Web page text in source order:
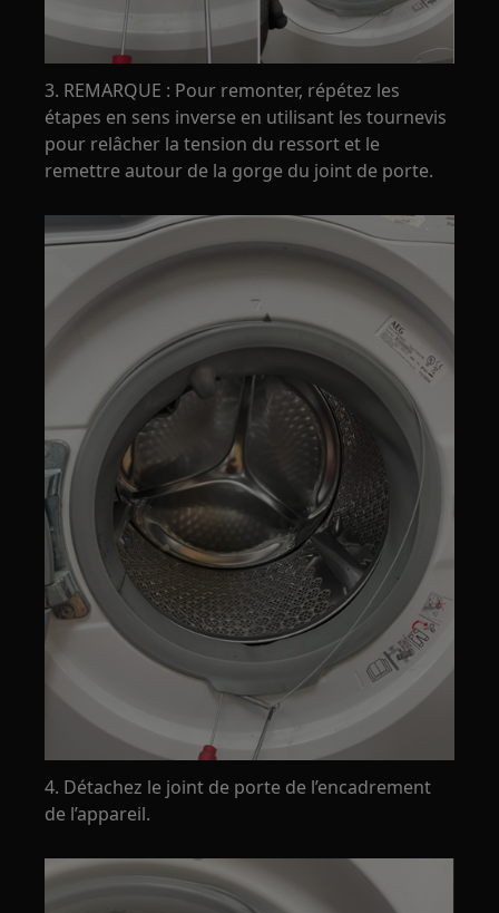
3. REMARQUE : Pour remonter, répétez les
étapes en sens inverse en utilisant les tournevis
pour relâcher la tension du ressort et le
remettre autour de la gorge du joint de porte.
4. Détachez le joint de porte de l’encadrement
de l’appareil.